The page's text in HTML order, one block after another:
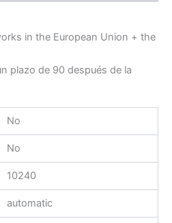
in the European Union + the
plazo de 90 después de la
No
No
10240
automatic